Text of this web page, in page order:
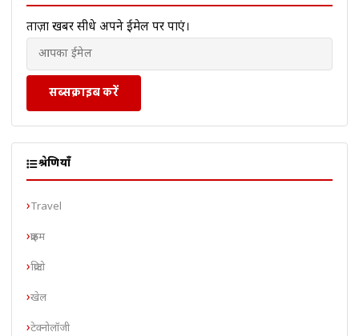
ताज़ा खबरें सीधे अपने ईमेल पर पाएं।
सब्सक्राइब करें
श्रेणियाँ
Travel
क्राइम
क्रिप्टो
खेल
टेक्नोलॉजी